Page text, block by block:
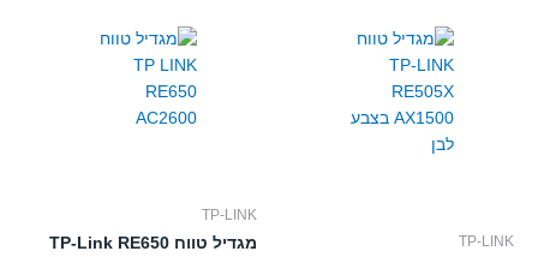
TP-LINK
TP-LINK
מגדיל טווח TP-Link RE650